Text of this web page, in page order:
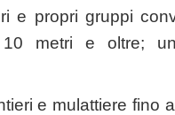
e propri gruppi
metri e oltre;
e mulattiere fino